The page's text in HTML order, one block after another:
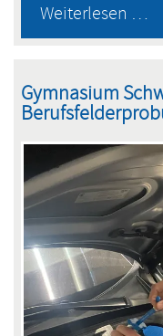
Weiterlesen …
-
Gymnasium